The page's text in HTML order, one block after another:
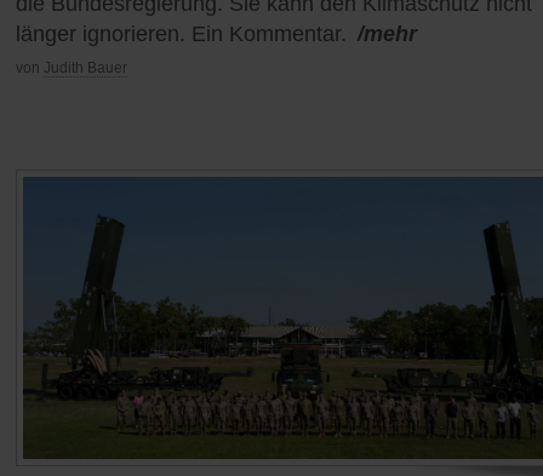
länger ignorieren. Ein Kommentar. /mehr
von Judith Bauer